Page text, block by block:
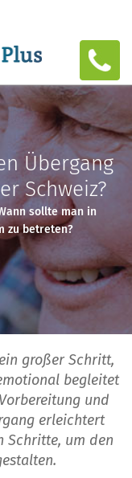
Übergang
Schweiz?
sollte man in
zu betreten?
großer Schritt,
begleitet
und
erleichtert
Schritte, um den